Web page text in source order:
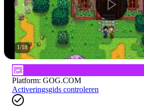
1/18
Platform: GOG.COM
Activeringsgids controleren